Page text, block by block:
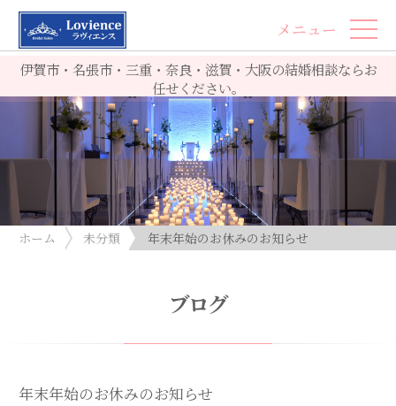
伊賀市・名張市・三重・奈良・滋賀・大阪の結婚相談ならお
任せください。
メニュー
ホーム 未分類 年末年始のお休みのお知らせ
ブログ
年末年始のお休みのお知らせ